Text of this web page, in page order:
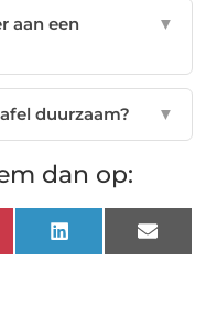
aan een
▼
duurzaam? ▼
dan op:
LinkedIn Email